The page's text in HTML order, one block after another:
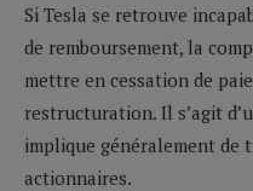
Si Tesla se retrouve
de remboursement, la
mettre en cessation de
restructuration. Il s’agit
implique généralement de
actionnaires.